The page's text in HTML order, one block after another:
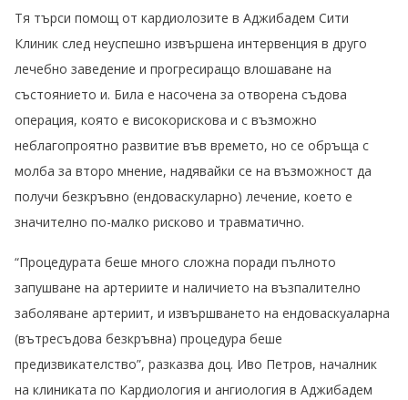
Тя търси помощ от кардиолозите в Аджибадем Сити
Клиник след неуспешно извършена интервенция в друго
лечебно заведение и прогресиращо влошаване на
състоянието и. Била e насочена за отворена съдова
операция, която е високорискова и с възможно
неблагопроятно развитие във времето, но се обръща с
молба за второ мнение, надявайки се на възможност да
получи безкръвно (ендоваскуларно) лечение, което е
значително по-малко рисково и травматично.
“Процедурата беше много сложна поради пълното
запушване на артериите и наличието на възпалително
заболяване артериит, и извършването на ендоваскуаларна
(вътресъдова безкръвна) процедура беше
предизвикателство”, разказва доц. Иво Петров, началник
на клиниката по Кардиология и ангиология в Аджибадем